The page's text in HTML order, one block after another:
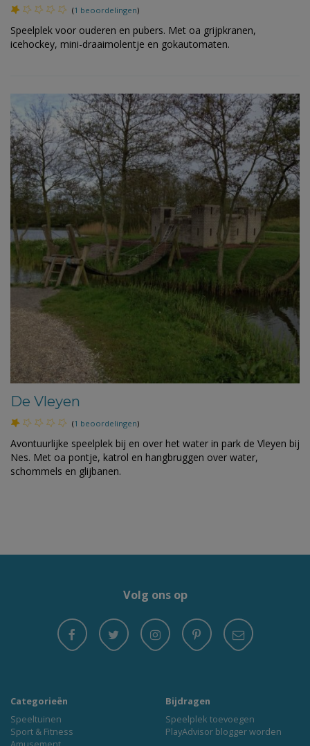
(1 beoordelingen)
Speelplek voor ouderen en pubers. Met oa grijpkranen,
icehockey, mini-draaimolentje en gokautomaten.
De Vleyen
(1 beoordelingen)
Avontuurlijke speelplek bij en over het water in park de Vleyen bij
Nes. Met oa pontje, katrol en hangbruggen over water,
schommels en glijbanen.
Volg ons op
Categorieën
Speeltuinen
Sport & Fitness
Bijdragen
Speelplek toevoegen
PlayAdvisor blogger worden